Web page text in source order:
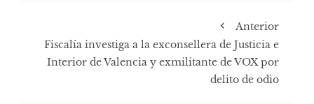
Anterior
Fiscalía investiga a la exconsellera de Justicia e
Interior de Valencia y exmilitante de VOX por
delito de odio